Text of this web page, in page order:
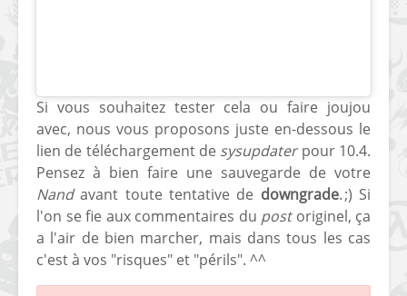
Si vous souhaitez tester cela ou faire joujou
avec, nous vous proposons juste en-dessous le
lien de téléchargement de sysupdaterpour 10.4.
Pensez à bien faire une sauvegarde de votre
Nandavant toute tentative de downgrade. ;) Si
l'on se fie aux commentaires du postoriginel, ça
a l'air de bien marcher, mais dans tous les cas
c'est à vos "risques" et "périls". ^^